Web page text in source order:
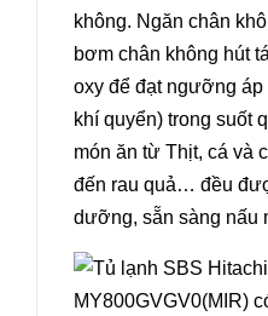
không. Ngăn chân
bơm chân không hút
oxy để đạt ngưỡng áp
khí quyển) trong suốt
món ăn từ Thịt, cá và
đến rau quả… đều
dưỡng, sẵn sàng nấu